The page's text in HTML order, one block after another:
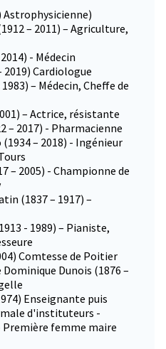
Astrophysicienne)
– 2011) – Agriculture,
- Médecin
Cardiologue
– Médecin, Cheffe de
– Actrice, résistante
– 2017) - Pharmacienne
– 2018) - Ingénieur
– 2005) - Championne de
(1837 – 1917) –
- 1989) – Pianiste,
Comtesse de Poitier
Dunois (1876 –
Enseignante puis
d'instituteurs -
femme maire